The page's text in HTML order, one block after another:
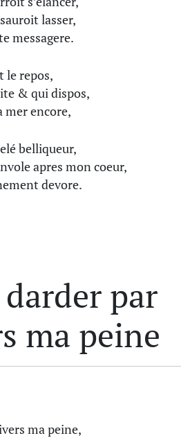
lasser,
messagere.
le repos,
& qui dispos,
mer encore,
belliqueur,
apres mon coeur,
devore.
darder par
ma peine
ma peine,